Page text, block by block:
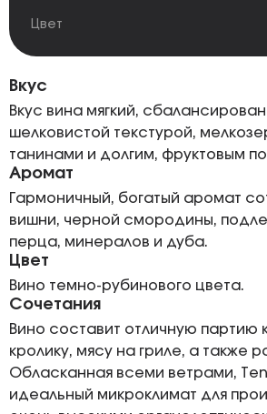
Цвет
Вкус
Вкус вина мягкий,
шелковистой текстурой,
танинами и долгим, фруктовым
Аромат
Гармоничный, богатый аромат
вишни, черной смородины,
перца, минералов и дуба.
Цвет
Вино темно-рубинового цвета.
Сочетания
Вино составит отличную партию
кролику, мясу на гриле, а также
Обласканная всеми ветрами,
идеальный микроклимат для